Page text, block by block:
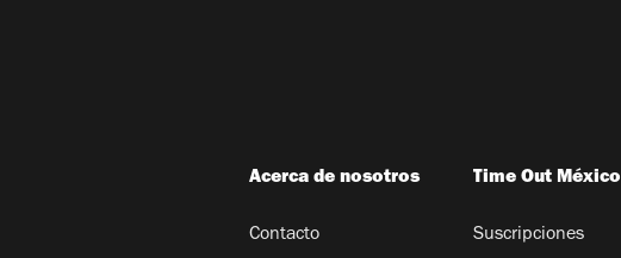
Acerca de nosotros
Contacto
Time Out México
Suscripciones